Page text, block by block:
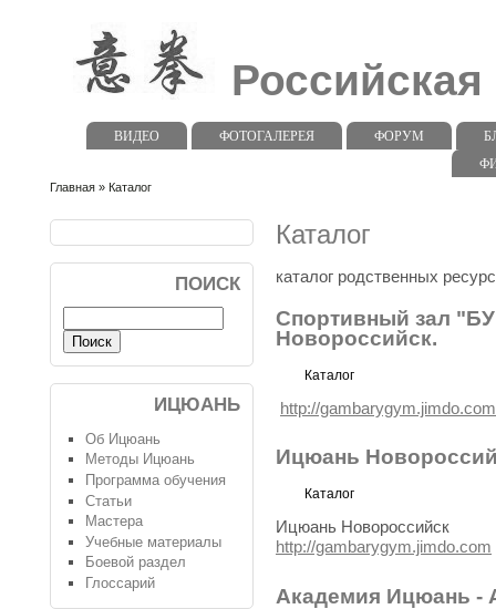
ВИДЕО ФОТОГАЛЕРЕЯ ФОРУМ
Главная » Каталог
Каталог
каталог родственных
Спортивный зал
Новороссийск.
Каталог
http://gambarygym.jimdo.com
Ицюань
Каталог
Ицюань Новороссийск
http://gambarygym.jimdo.com
Академия Ицюань -
ПОИСК
ИЦЮАНЬ
Об Ицюань
Методы Ицюань
Программа обучения
Статьи
Мастера
Учебные материалы
Боевой раздел
Глоссарий